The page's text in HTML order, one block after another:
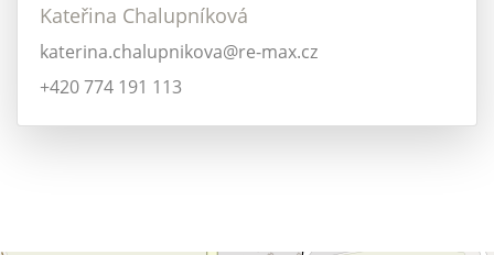
Kateřina Chalupníková
katerina.chalupnikova@re-max.cz
+420 774 191 113